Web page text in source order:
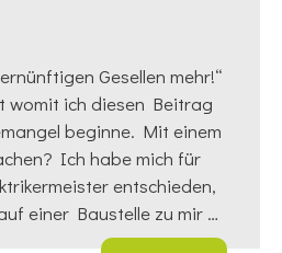
Gesellen mehr!“
womit ich diesen Beitrag
beginne. Mit einem
Ich habe mich für
entschieden,
einer Baustelle zu mir …